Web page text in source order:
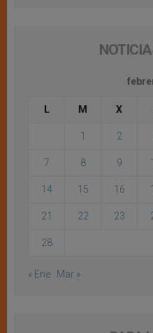
L M X
1 2
7 8 9
14 15 16
21 22 23
28
« Ene Mar »